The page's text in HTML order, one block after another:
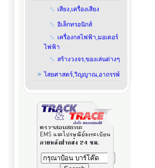
เสียง,เครื่องเสียง
อิเล็กทรอนิกส์
เครื่องกลไฟฟ้า,มอเตอร์
ไฟฟ้า
สร้างวงจร,ของเล่นต่างๆ
ไสยศาสตร์,วิญญาณ,อาถรรพ์